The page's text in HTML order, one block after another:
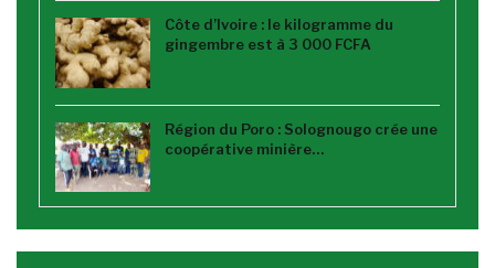
Côte d’Ivoire : le kilogramme du
gingembre est à 3 000 FCFA
Région du Poro : Solognougo crée une
coopérative minière…